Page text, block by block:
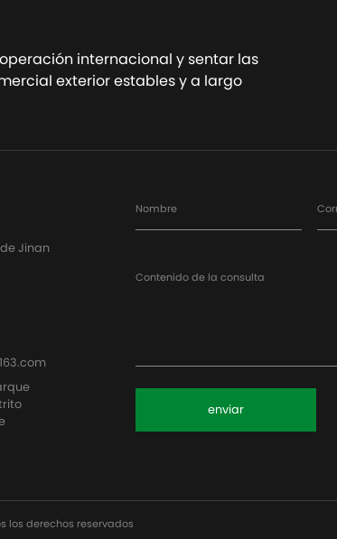
internacional y sentar las
exterior estables y a largo
Jinan
Nombre
Contenido de la consulta
enviar
los derechos reservados